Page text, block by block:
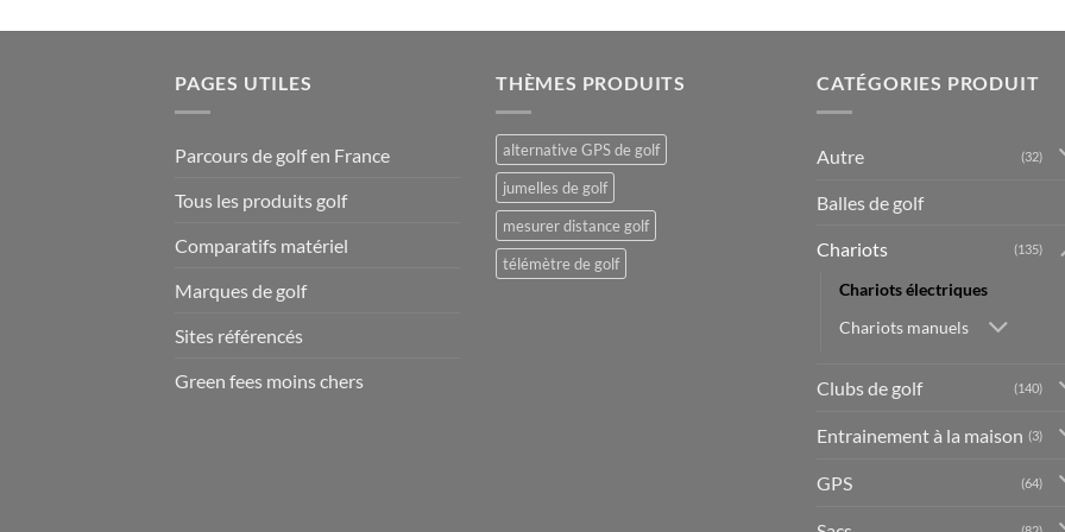
PAGES UTILES
Parcours de golf en France
Tous les produits golf
Comparatifs matériel
Marques de golf
Sites référencés
Green fees moins chers
THÈMES PRODUITS
alternative GPS de golf
jumelles de golf
mesurer distance golf
télémètre de golf
CATÉGORIES PRODUIT
Autre (32)
Balles de golf
Chariots (135)
Chariots électriques
Chariots manuels
Clubs de golf (140)
Entrainement à la maison (3)
GPS (64)